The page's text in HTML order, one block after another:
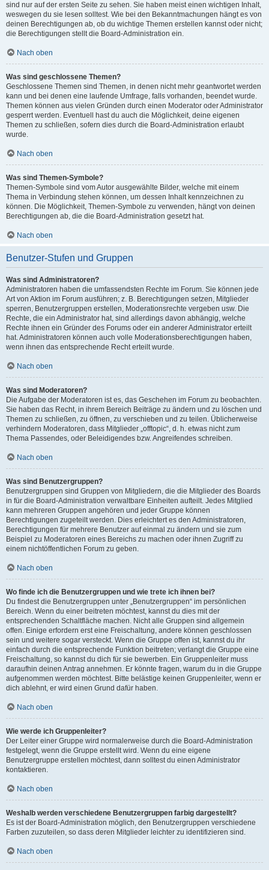
sind nur auf der ersten Seite zu sehen. Sie haben meist einen wichtigen Inhalt,
weswegen du sie lesen solltest. Wie bei den Bekanntmachungen hängt es von
deinen Berechtigungen ab, ob du wichtige Themen erstellen kannst oder nicht;
die Berechtigungen stellt die Board-Administration ein.
Nach oben
Was sind geschlossene Themen?
Geschlossene Themen sind Themen, in denen nicht mehr geantwortet werden
kann und bei denen eine laufende Umfrage, falls vorhanden, beendet wurde.
Themen können aus vielen Gründen durch einen Moderator oder Administrator
gesperrt werden. Eventuell hast du auch die Möglichkeit, deine eigenen
Themen zu schließen, sofern dies durch die Board-Administration erlaubt
wurde.
Nach oben
Was sind Themen-Symbole?
Themen-Symbole sind vom Autor ausgewählte Bilder, welche mit einem
Thema in Verbindung stehen können, um dessen Inhalt kennzeichnen zu
können. Die Möglichkeit, Themen-Symbole zu verwenden, hängt von deinen
Berechtigungen ab, die die Board-Administration gesetzt hat.
Nach oben
Benutzer-Stufen und Gruppen
Was sind Administratoren?
Administratoren haben die umfassendsten Rechte im Forum. Sie können jede
Art von Aktion im Forum ausführen; z. B. Berechtigungen setzen, Mitglieder
sperren, Benutzergruppen erstellen, Moderationsrechte vergeben usw. Die
Rechte, die ein Administrator hat, sind allerdings davon abhängig, welche
Rechte ihnen ein Gründer des Forums oder ein anderer Administrator erteilt
hat. Administratoren können auch volle Moderationsberechtigungen haben,
wenn ihnen das entsprechende Recht erteilt wurde.
Nach oben
Was sind Moderatoren?
Die Aufgabe der Moderatoren ist es, das Geschehen im Forum zu beobachten.
Sie haben das Recht, in ihrem Bereich Beiträge zu ändern und zu löschen und
Themen zu schließen, zu öffnen, zu verschieben und zu teilen. Üblicherweise
verhindern Moderatoren, dass Mitglieder „offtopic“, d. h. etwas nicht zum
Thema Passendes, oder Beleidigendes bzw. Angreifendes schreiben.
Nach oben
Was sind Benutzergruppen?
Benutzergruppen sind Gruppen von Mitgliedern, die die Mitglieder des Boards
in für die Board-Administration verwaltbare Einheiten aufteilt. Jedes Mitglied
kann mehreren Gruppen angehören und jeder Gruppe können
Berechtigungen zugeteilt werden. Dies erleichtert es den Administratoren,
Berechtigungen für mehrere Benutzer auf einmal zu ändern und sie zum
Beispiel zu Moderatoren eines Bereichs zu machen oder ihnen Zugriff zu
einem nichtöffentlichen Forum zu geben.
Nach oben
Wo finde ich die Benutzergruppen und wie trete ich ihnen bei?
Du findest die Benutzergruppen unter „Benutzergruppen“ im persönlichen
Bereich. Wenn du einer beitreten möchtest, kannst du dies mit der
entsprechenden Schaltfläche machen. Nicht alle Gruppen sind allgemein
offen. Einige erfordern erst eine Freischaltung, andere können geschlossen
sein und weitere sogar versteckt. Wenn die Gruppe offen ist, kannst du ihr
einfach durch die entsprechende Funktion beitreten; verlangt die Gruppe eine
Freischaltung, so kannst du dich für sie bewerben. Ein Gruppenleiter muss
daraufhin deinen Antrag annehmen. Er könnte fragen, warum du in die Gruppe
aufgenommen werden möchtest. Bitte belästige keinen Gruppenleiter, wenn er
dich ablehnt, er wird einen Grund dafür haben.
Nach oben
Wie werde ich Gruppenleiter?
Der Leiter einer Gruppe wird normalerweise durch die Board-Administration
festgelegt, wenn die Gruppe erstellt wird. Wenn du eine eigene
Benutzergruppe erstellen möchtest, dann solltest du einen Administrator
kontaktieren.
Nach oben
Weshalb werden verschiedene Benutzergruppen farbig dargestellt?
Es ist der Board-Administration möglich, den Benutzergruppen verschiedene
Farben zuzuteilen, so dass deren Mitglieder leichter zu identifizieren sind.
Nach oben